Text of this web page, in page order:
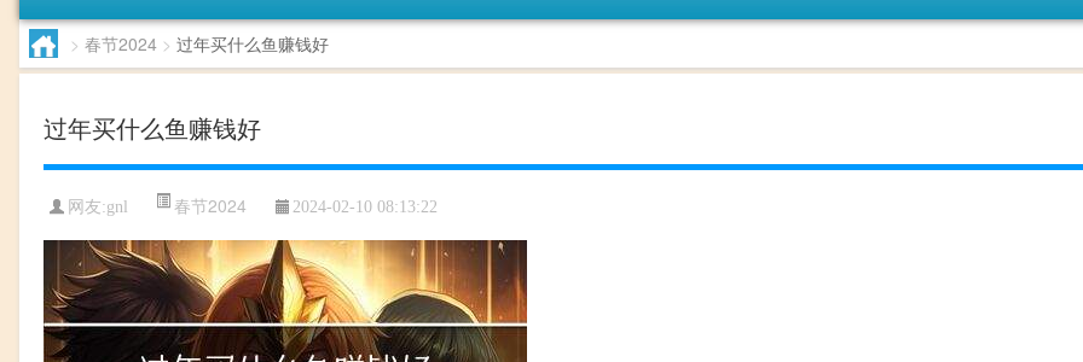
> 春节2024 > 过年买什么鱼赚钱好
过年买什么鱼赚钱好
网友:gnl 春节2024 2024-02-10 08:13:22